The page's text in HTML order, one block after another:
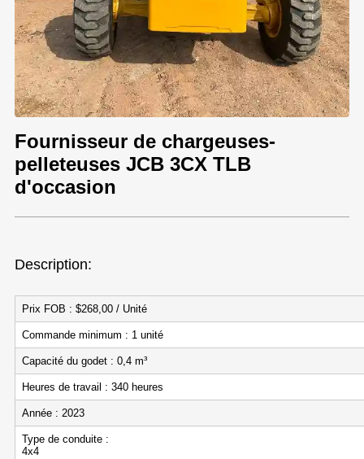
Fournisseur de chargeuses-
pelleteuses JCB 3CX TLB
d'occasion
Description:
Prix FOB : $268,00 / Unité
Commande minimum : 1 unité
Capacité du godet : 0,4 m³
Heures de travail : 340 heures
Année : 2023
Type de conduite :